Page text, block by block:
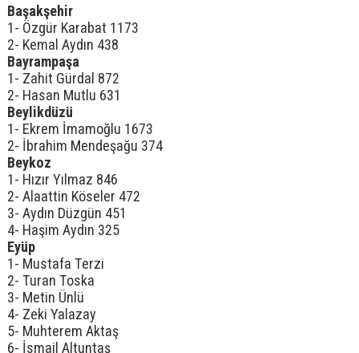
Başakşehir
1- Özgür Karabat 1173
2- Kemal Aydın 438
Bayrampaşa
1- Zahit Gürdal 872
2- Hasan Mutlu 631
Beylikdüzü
1- Ekrem İmamoğlu 1673
2- İbrahim Mendeşağu 374
Beykoz
1- Hızır Yılmaz 846
2- Alaattin Köseler 472
3- Aydın Düzgün 451
4- Haşim Aydın 325
Eyüp
1- Mustafa Terzi
2- Turan Toska
3- Metin Ünlü
4- Zeki Yalazay
5- Muhterem Aktaş
6- İsmail Altuntaş